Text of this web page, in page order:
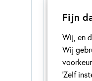
Fijn
Wij, en
Wij
‘Zelf
Lees meer